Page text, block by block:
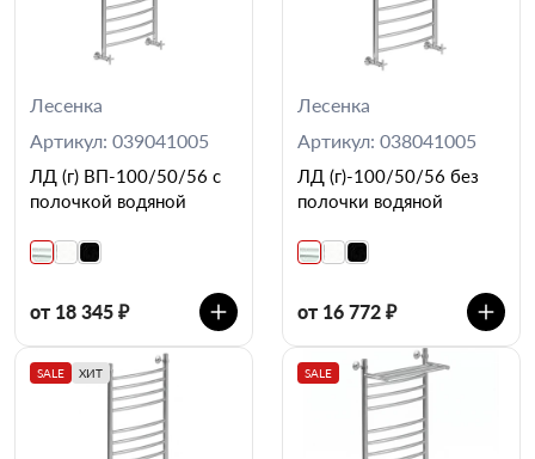
Лесенка
Артикул: 039041005
ЛД (г) ВП-100/50/56 с
полочкой водяной
от 18 345 ₽
Лесенка
Артикул: 038041005
ЛД (г)-100/50/56 без
полочки водяной
от 16 772 ₽
SALE ХИТ SALE